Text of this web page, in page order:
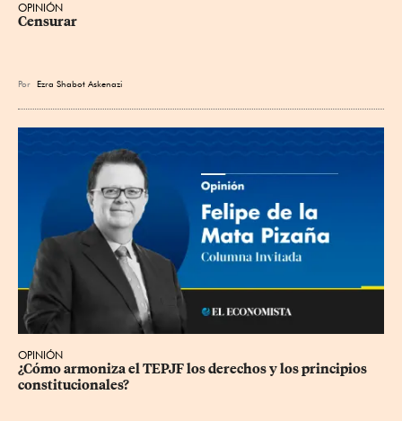
OPINIÓN
Censurar
Por Ezra Shabot Askenazi
OPINIÓN
¿Cómo armoniza el TEPJF los derechos y los principios
constitucionales?